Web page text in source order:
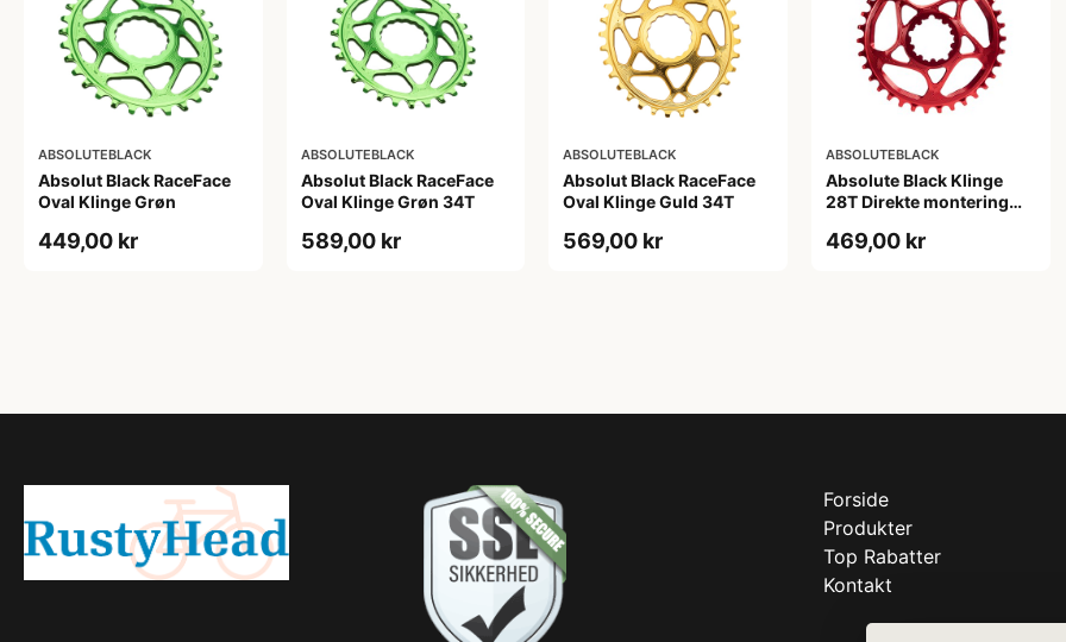
ABSOLUTEBLACK
Absolut Black RaceFace
Oval Klinge Grøn
449,00 kr
ABSOLUTEBLACK
Absolut Black RaceFace
Oval Klinge Grøn 34T
589,00 kr
ABSOLUTEBLACK
Absolut Black RaceFace
Oval Klinge Guld 34T
569,00 kr
ABSOLUTEBLACK
Absolute Black Klinge
28T Direkte montering
469,00 kr
Forside
Produkter
Top Rabatter
Kontakt